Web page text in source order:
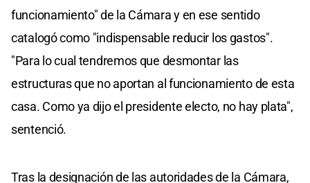
funcionamiento" de la Cámara y en ese sentido
catalogó como "indispensable reducir los gastos".
"Para lo cual tendremos que desmontar las
estructuras que no aportan al funcionamiento de esta
casa. Como ya dijo el presidente electo, no hay plata",
sentenció.
Tras la designación de las autoridades de la Cámara,